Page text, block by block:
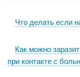
Что делать если
Как можно
при контакте с